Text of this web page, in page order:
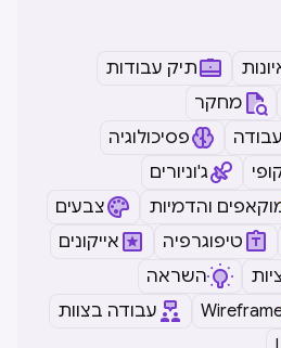
תיק עבודות
מחקר
פסיכולוגיה
ג'וניורים
והדמיות
צבעים
טיפוגרפיה
אייקונים
השראה
עבודה בצוות